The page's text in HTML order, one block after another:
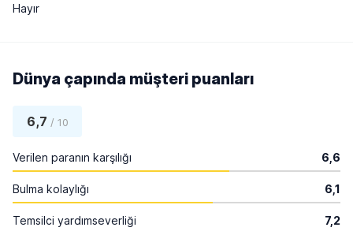
Hayır
Dünya çapında müşteri puanları
6,7 / 10
Verilen paranın karşılığı 6,6
Bulma kolaylığı 6,1
Temsilci yardımseverliği 7,2